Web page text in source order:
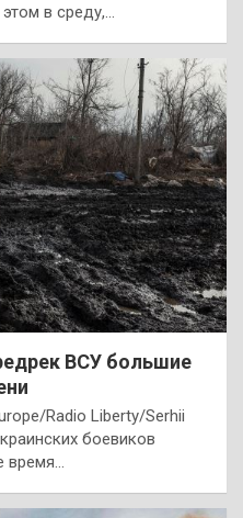
в среду,…
ВСУ большие
Radio Liberty/Serhii
боевиков
время…